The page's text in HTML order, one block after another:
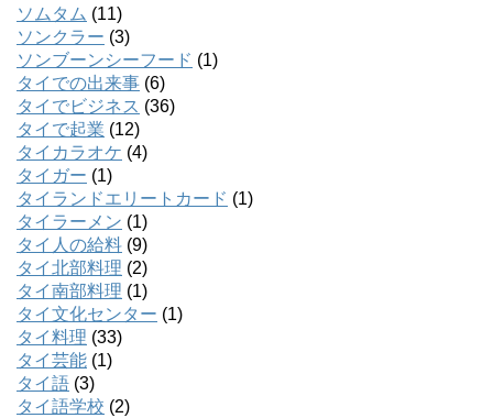
ソムタム (11)
ソンクラー (3)
ソンブーンシーフード (1)
タイでの出来事 (6)
タイでビジネス (36)
タイで起業 (12)
タイカラオケ (4)
タイガー (1)
タイランドエリートカード (1)
タイラーメン (1)
タイ人の給料 (9)
タイ北部料理 (2)
タイ南部料理 (1)
タイ文化センター (1)
タイ料理 (33)
タイ芸能 (1)
タイ語 (3)
タイ語学校 (2)